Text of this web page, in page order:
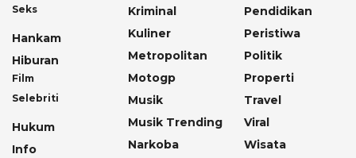
Seks
Hankam
Hiburan
Film
Selebriti
Hukum
Info
Kriminal
Kuliner
Metropolitan
Motogp
Musik
Musik Trending
Narkoba
Pendidikan
Peristiwa
Politik
Properti
Travel
Viral
Wisata